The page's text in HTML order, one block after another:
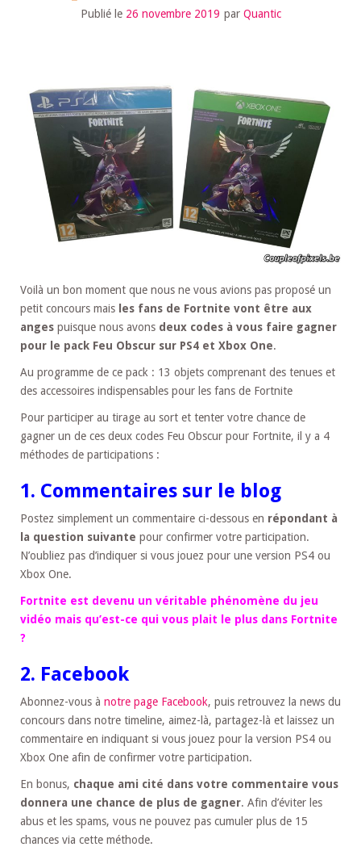
Publié le 26 novembre 2019 par Quantic
Voilà un bon moment que nous ne vous avions pas proposé un
petit concours mais les fans de Fortnite vont être aux
anges puisque nous avons deux codes à vous faire gagner
pour le pack Feu Obscur sur PS4 et Xbox One.
Au programme de ce pack : 13 objets comprenant des tenues et
des accessoires indispensables pour les fans de Fortnite
Pour participer au tirage au sort et tenter votre chance de
gagner un de ces deux codes Feu Obscur pour Fortnite, il y a 4
méthodes de participations :
1. Commentaires sur le blog
Postez simplement un commentaire ci-dessous en répondant à
la question suivante pour confirmer votre participation.
N’oubliez pas d’indiquer si vous jouez pour une version PS4 ou
Xbox One.
Fortnite est devenu un véritable phénomène du jeu
vidéo mais qu’est-ce qui vous plait le plus dans Fortnite
?
2. Facebook
Abonnez-vous à notre page Facebook, puis retrouvez la news du
concours dans notre timeline, aimez-là, partagez-là et laissez un
commentaire en indiquant si vous jouez pour la version PS4 ou
Xbox One afin de confirmer votre participation.
En bonus, chaque ami cité dans votre commentaire vous
donnera une chance de plus de gagner. Afin d’éviter les
abus et les spams, vous ne pouvez pas cumuler plus de 15
chances via cette méthode.